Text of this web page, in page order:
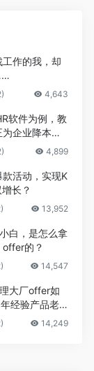
作的我，却
4,643
软件为例，教
企业降本增
4,899
活动，实现K
长？
13,952
白，是怎么拿
的？
14,547
大厂offer如
经验产品老
案
14,249